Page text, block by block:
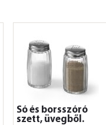
Só és borsszóró
szett, üvegből.